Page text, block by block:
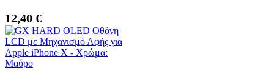
12,40 €